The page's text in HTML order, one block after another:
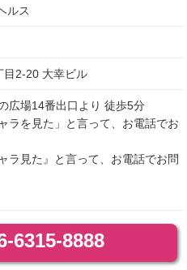
ルス
目2-20 大幸ビル
広場14番出口より 徒歩5分
ラを見た」と言って、お電話でお
ラ見た』と言って、お電話でお問
6315-8888